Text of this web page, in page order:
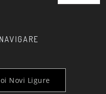
Novi Ligure